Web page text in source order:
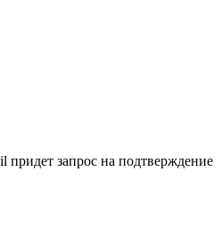
запрос на подтверждение